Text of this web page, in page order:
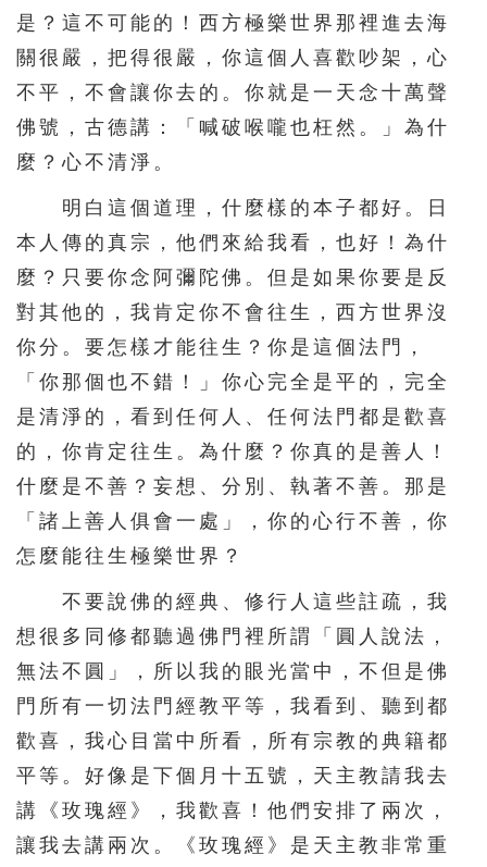
是？這不可能的！西方極樂世界那裡進去海
關很嚴，把得很嚴，你這個人喜歡吵架，心
不平，不會讓你去的。你就是一天念十萬聲
佛號，古德講：「喊破喉嚨也枉然。」為什
麼？心不清淨。
明白這個道理，什麼樣的本子都好。日
本人傳的真宗，他們來給我看，也好！為什
麼？只要你念阿彌陀佛。但是如果你要是反
對其他的，我肯定你不會往生，西方世界沒
你分。要怎樣才能往生？你是這個法門，
「你那個也不錯！」你心完全是平的，完全
是清淨的，看到任何人、任何法門都是歡喜
的，你肯定往生。為什麼？你真的是善人！
什麼是不善？妄想、分別、執著不善。那是
「諸上善人俱會一處」，你的心行不善，你
怎麼能往生極樂世界？
不要說佛的經典、修行人這些註疏，我
想很多同修都聽過佛門裡所謂「圓人說法，
無法不圓」，所以我的眼光當中，不但是佛
門所有一切法門經教平等，我看到、聽到都
歡喜，我心目當中所看，所有宗教的典籍都
平等。好像是下個月十五號，天主教請我去
講《玫瑰經》，我歡喜！他們安排了兩次，
讓我去講兩次。《玫瑰經》是天主教非常重